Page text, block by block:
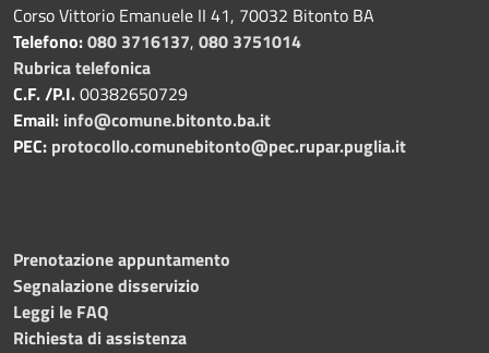
Corso Vittorio Emanuele II 41, 70032 Bitonto BA
Telefono:080 3716137, 080 3751014
Rubrica telefonica
C.F. /P.I.00382650729
Email: info@comune.bitonto.ba.it
PEC: protocollo.comunebitonto@pec.rupar.puglia.it
Prenotazione appuntamento
Segnalazione disservizio
Leggi le FAQ
Richiesta di assistenza